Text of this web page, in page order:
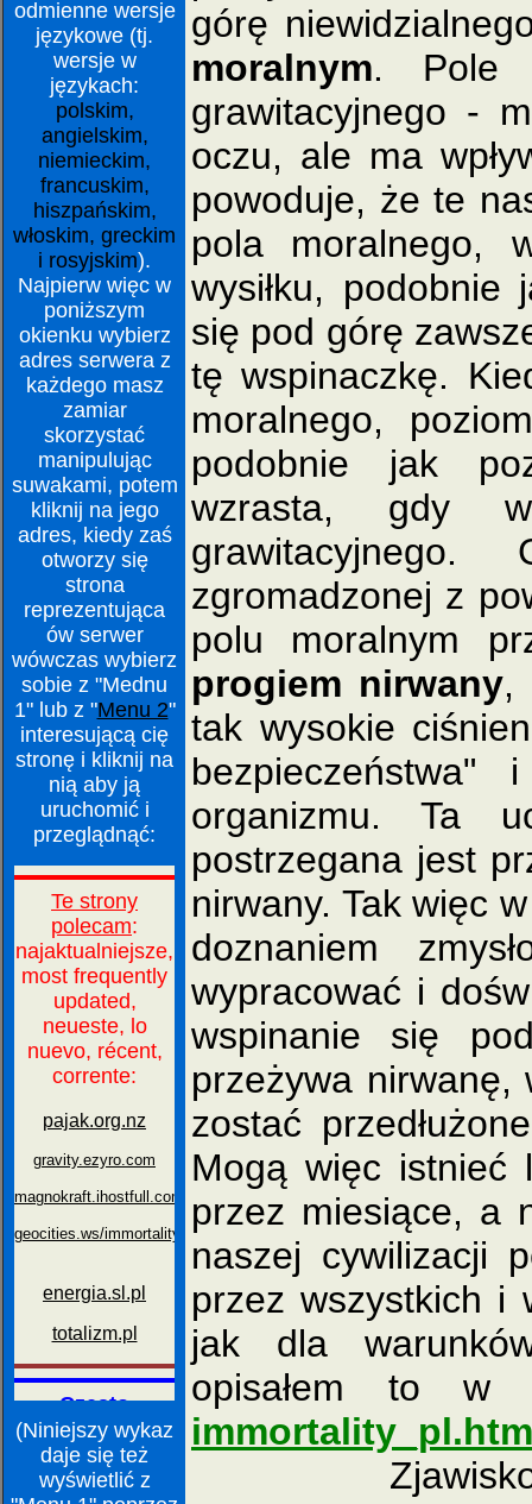
odmienne wersje
językowe (tj.
wersje w
językach:
polskim,
angielskim,
niemieckim,
francuskim,
hiszpańskim,
włoskim, greckim
i rosyjskim).
Najpierw więc w
poniższym
okienku wybierz
adres serwera z
każdego masz
zamiar
skorzystać
manipulując
suwakami, potem
kliknij na jego
adres, kiedy zaś
otworzy się
strona
reprezentująca
ów serwer
wówczas wybierz
sobie z "Mednu
1" lub z "Menu 2"
interesującą cię
stronę i kliknij na
nią aby ją
uruchomić i
przeglądnąć:
(Niniejszy wykaz
daje się też
wyświetlić z
górę
moralnym. Pole
grawitacyjnego -
oczu, ale ma
powoduje, że te
pola moralnego,
wysiłku,
się pod górę
tę wspinaczkę.
moralnego,
podobnie jak
wzrasta, gdy
zgromadzonej z
polu moralnym
progiem nirwany,
tak wysokie
bezpieczeństwa"
organizmu. Ta
postrzegana jest
nirwany. Tak więc
doznaniem
wypracować i
wspinanie się
przeżywa nirwanę,
zostać
Mogą więc istnieć
przez miesiące, a
naszej cywilizacji
przez wszystkich i
jak dla
opisałem to w
immortality_pl.htm
Zjawisko